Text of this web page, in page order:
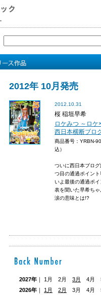
2012年 10月発売
2012.10.31
桜 稲垣早希
ロケみつ ～ロ
西日本横断ブロ
商品番号：YRBN-
込）
ついに西日本ブロ
つ目の通過ポイン
いよ最後の通過ポ
表を聞いた早希ち
涙の意味とは!?
2027年 ｜ 1月 2月 3月
4月
2026年 ｜ 1月 2月
3月 4月